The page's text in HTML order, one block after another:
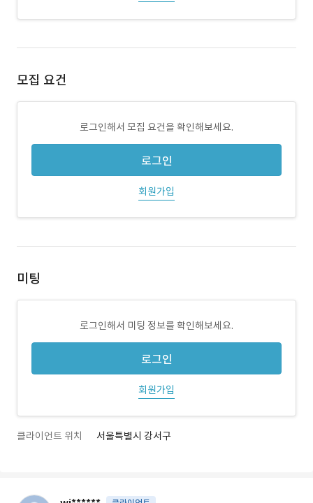
모집 요건
로그인해서 모집 요건을 확인해보세요.
로그인
회원가입
미팅
로그인해서 미팅 정보를 확인해보세요.
로그인
회원가입
클라이언트 위치 서울특별시 강서구